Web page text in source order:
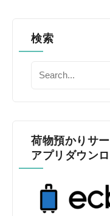
検索
荷物預かりサ
アプリダウン